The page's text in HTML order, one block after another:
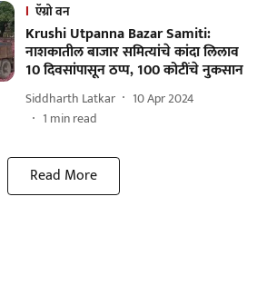
ऍग्रो वन
Krushi Utpanna Bazar Samiti:
नाशकातील बाजार समित्यांचे कांदा लिलाव
10 दिवसांपासून ठप्प, 100 कोटींचे नुकसान
Siddharth Latkar
10 Apr 2024
1 min read
Read More